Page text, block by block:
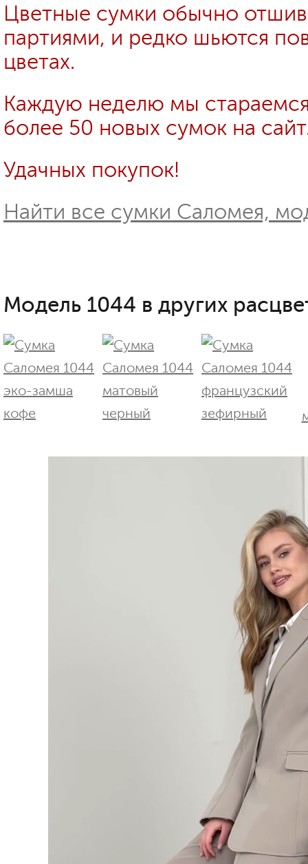
Цветные сумки обычно
партиями, и редко шьются
цветах.
Каждую неделю мы
более 50 новых сумок на
Удачных покупок!
Найти все сумки Саломея,
Модель 1044 в других